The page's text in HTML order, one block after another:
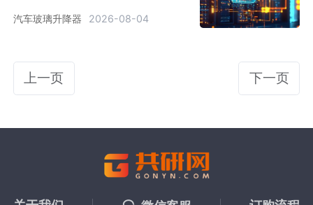
降器收入规模约545亿元
[图]
汽车玻璃升降器 2026-08-04
上一页 下一页